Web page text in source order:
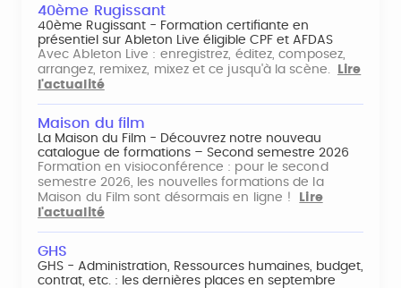
40ème Rugissant
40ème Rugissant - Formation certifiante en
présentiel sur Ableton Live éligible CPF et AFDAS
Avec Ableton Live : enregistrez, éditez, composez,
arrangez, remixez, mixez et ce jusqu'à la scène.
Lire
l'actualité
Maison du film
La Maison du Film - Découvrez notre nouveau
catalogue de formations – Second semestre 2026
Formation en visioconférence : pour le second
semestre 2026, les nouvelles formations de la
Maison du Film sont désormais en ligne !
Lire
l'actualité
GHS
GHS - Administration, Ressources humaines, budget,
contrat, etc. : les dernières places en septembre